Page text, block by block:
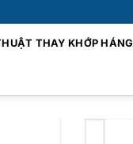
THAY KHỚP HÁNG